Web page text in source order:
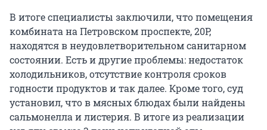
В итоге специалисты заключили, что помещения
комбината на Петровском проспекте, 20Р,
находятся в неудовлетворительном санитарном
состоянии. Есть и другие проблемы: недостаток
холодильников, отсутствие контроля сроков
годности продуктов и так далее. Кроме того, суд
установил, что в мясных блюдах были найдены
сальмонелла и листерия. В итоге из реализации